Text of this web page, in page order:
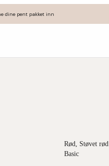
dine pent pakket inn
Rød, Støvet rød
Basic